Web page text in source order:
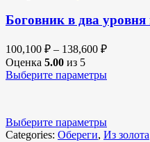
Боговник в два уровня
100,100 ₽ – 138,600 ₽
Оценка 5.00 из 5
Выберите параметры
Выберите параметры
Categories: Обереги, Из золота